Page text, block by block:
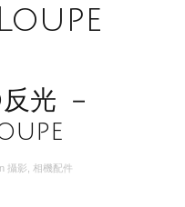
光 －
攝影 相機配件